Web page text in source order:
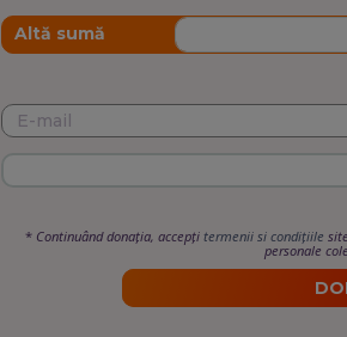
Altă sumă
* Continuând donația, accepțitermenii si condițiile
personale